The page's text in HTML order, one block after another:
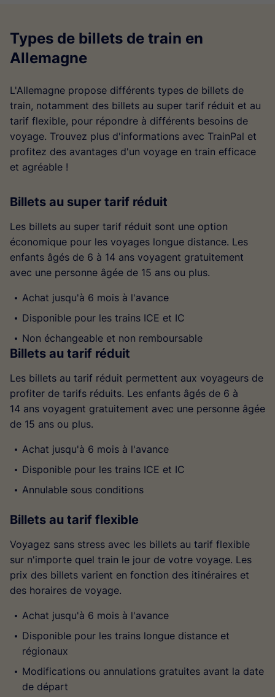
Types de billets de train en
Allemagne
L'Allemagne propose différents types de billets de
train, notamment des billets au super tarif réduit et au
tarif flexible, pour répondre à différents besoins de
voyage. Trouvez plus d'informations avec TrainPal et
profitez des avantages d'un voyage en train efficace
et agréable !
Billets au super tarif réduit
Les billets au super tarif réduit sont une option
économique pour les voyages longue distance. Les
enfants âgés de 6 à 14 ans voyagent gratuitement
avec une personne âgée de 15 ans ou plus.
Achat jusqu'à 6 mois à l'avance
Disponible pour les trains ICE et IC
Non échangeable et non remboursable
Billets au tarif réduit
Les billets au tarif réduit permettent aux voyageurs de
profiter de tarifs réduits. Les enfants âgés de 6 à
14 ans voyagent gratuitement avec une personne âgée
de 15 ans ou plus.
Achat jusqu'à 6 mois à l'avance
Disponible pour les trains ICE et IC
Annulable sous conditions
Billets au tarif flexible
Voyagez sans stress avec les billets au tarif flexible
sur n'importe quel train le jour de votre voyage. Les
prix des billets varient en fonction des itinéraires et
des horaires de voyage.
Achat jusqu'à 6 mois à l'avance
Disponible pour les trains longue distance et
régionaux
Modifications ou annulations gratuites avant la date
de départ